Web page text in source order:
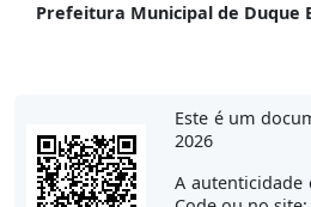
Prefeitura Municipal de Duque
Este é um
2026
A autenticidade